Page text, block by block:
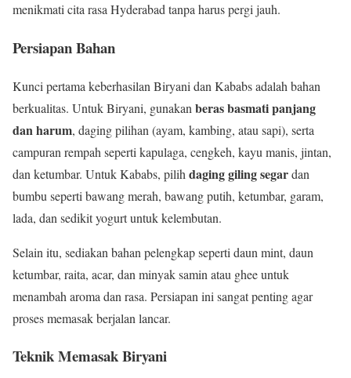
menikmati cita rasa Hyderabad tanpa harus pergi jauh.
Persiapan Bahan
Kunci pertama keberhasilan Biryani dan Kababs adalah bahan
berkualitas. Untuk Biryani, gunakan beras basmati panjang
dan harum, daging pilihan (ayam, kambing, atau sapi), serta
campuran rempah seperti kapulaga, cengkeh, kayu manis, jintan,
dan ketumbar. Untuk Kababs, pilih daging giling segardan
bumbu seperti bawang merah, bawang putih, ketumbar, garam,
lada, dan sedikit yogurt untuk kelembutan.
Selain itu, sediakan bahan pelengkap seperti daun mint, daun
ketumbar, raita, acar, dan minyak samin atau ghee untuk
menambah aroma dan rasa. Persiapan ini sangat penting agar
proses memasak berjalan lancar.
Teknik Memasak Biryani